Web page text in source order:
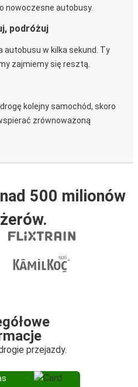
nowoczesne autobusy.
podróżuj
autobusu w kilka sekund. Ty
zajmiemy się resztą.
kolejny samochód, skoro
zrównoważoną
500 milionów
przejazdy.